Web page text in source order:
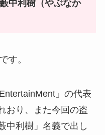
中利樹（やぶなか
です。
」の代表
おり、また今回の盗
中利樹」名義で出し